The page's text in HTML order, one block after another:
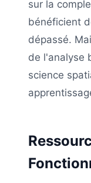
sur la
bénéficient
dépassé.
de l'analyse
science